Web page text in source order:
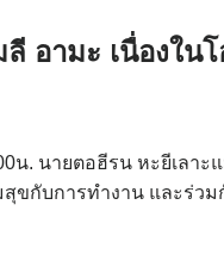
ามะ เนื่องใน
น. นายตอฮีรน หะยีเล
สุขกับการทำงาน และ